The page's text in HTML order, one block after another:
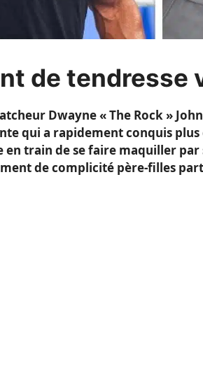
de tendresse
Dwayne « The Rock »
qui a rapidement conquis plus
train de se faire maquiller par
de complicité père-filles